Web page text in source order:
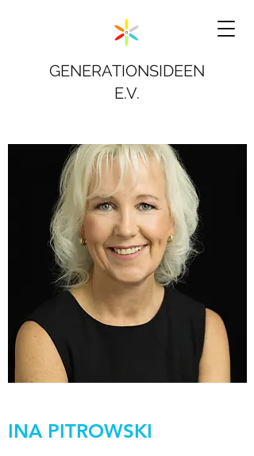
GENERATIONSIDEEN
E.V.
INA PITROWSKI